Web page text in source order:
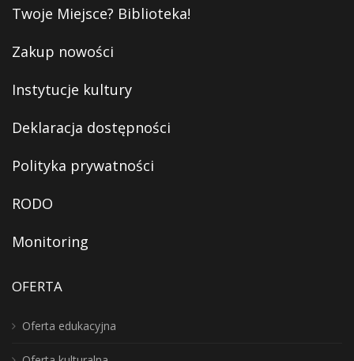
Twoje Miejsce? Biblioteka!
Zakup nowości
Instytucje kultury
Deklaracja dostępności
Polityka prywatności
RODO
Monitoring
OFERTA
Oferta edukacyjna